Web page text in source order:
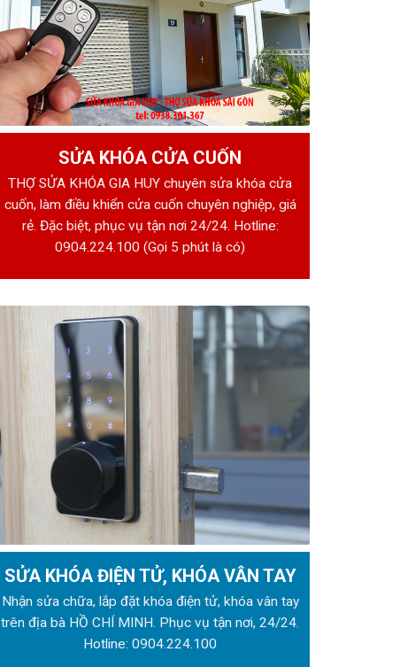
SỬA KHÓA CỬA CUỐN
THỢ SỬA KHÓA GIA HUY chuyên sửa khóa cửa
cuốn, làm điều khiển cửa cuốn chuyên nghiệp, giá
rẻ. Đặc biệt, phục vụ tận nơi 24/24. Hotline:
0904.224.100 (Gọi 5 phút là có)
SỬA KHÓA ĐIỆN TỬ, KHÓA VÂN TAY
Nhận sửa chữa, lắp đặt khóa điện tử, khóa vân tay
trên địa bà HỒ CHÍ MINH. Phục vụ tận nơi, 24/24.
Hotline:0904.224.100